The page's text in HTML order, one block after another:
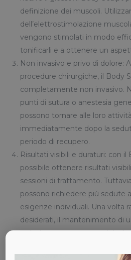
definizione dei muscoli.
dell’elettrostimolazione
vengono stimolati in modo
tonificarli e a ottenere un
Non invasivo e privo di dolore:
procedure chirurgiche, il Body
completamente non invasivo.
punti di sutura o anestesia
possono tornare alle loro
immediatamente dopo la
periodo di recupero.
Risultati visibili e duraturi: con il
possibile ottenere risultati
sessioni di trattamento.
possono richiedere più sedute
esigenze individuali. Una volta
desiderati, il mantenimento di
può aiutare a preservare i
Lo Studio Medico Adigrat si